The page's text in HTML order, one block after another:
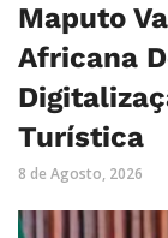
Maputo
Africana
Turística
8 de Agosto, 2026